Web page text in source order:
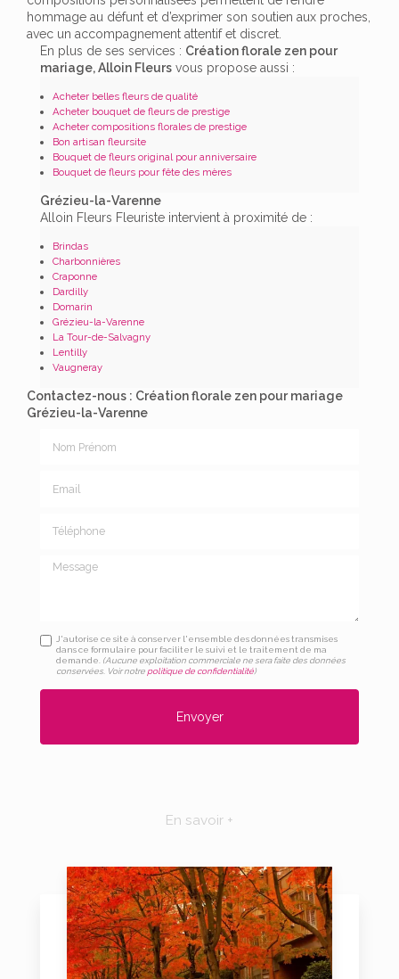
hommage au défunt et d’exprimer son soutien aux proches,
avec un accompagnement attentif et discret.
En plus de ses services : Création florale zen pour
mariage, Alloin Fleurs vous propose aussi :
Acheter belles fleurs de qualité
Acheter bouquet de fleurs de prestige
Acheter compositions florales de prestige
Bon artisan fleursite
Bouquet de fleurs original pour anniversaire
Bouquet de fleurs pour fête des mères
Grézieu-la-Varenne
Alloin Fleurs Fleuriste intervient à proximité de :
Brindas
Charbonnières
Craponne
Dardilly
Domarin
Grézieu-la-Varenne
La Tour-de-Salvagny
Lentilly
Vaugneray
Contactez-nous : Création florale zen pour mariage
Grézieu-la-Varenne
Message
J'autorise ce site à conserver l'ensemble des données transmises
dans ce formulaire pour faciliter le suivi et le traitement de ma
demande. (Aucune exploitation commerciale ne sera faite des données
conservées. Voir notre politique de confidentialité)
En savoir +